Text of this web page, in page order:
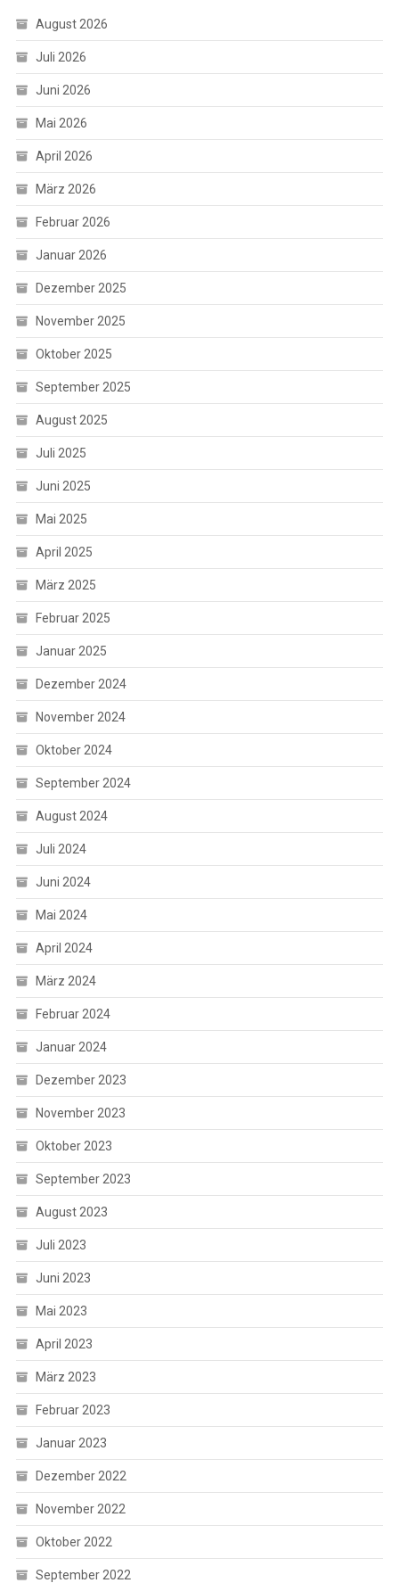
August 2026
Juli 2026
Juni 2026
Mai 2026
April 2026
März 2026
Februar 2026
Januar 2026
Dezember 2025
November 2025
Oktober 2025
September 2025
August 2025
Juli 2025
Juni 2025
Mai 2025
April 2025
März 2025
Februar 2025
Januar 2025
Dezember 2024
November 2024
Oktober 2024
September 2024
August 2024
Juli 2024
Juni 2024
Mai 2024
April 2024
März 2024
Februar 2024
Januar 2024
Dezember 2023
November 2023
Oktober 2023
September 2023
August 2023
Juli 2023
Juni 2023
Mai 2023
April 2023
März 2023
Februar 2023
Januar 2023
Dezember 2022
November 2022
Oktober 2022
September 2022